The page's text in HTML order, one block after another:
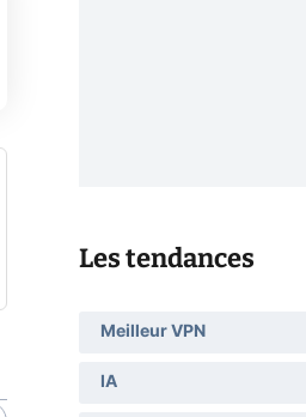
Les tendances
Meilleur VPN
IA